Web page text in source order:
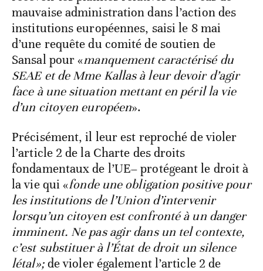
mauvaise administration dans l’action des
institutions européennes, saisi le 8 mai
d’une requête du comité de soutien de
Sansal pour «manquement caractérisé du
SEAE et de Mme Kallas à leur devoir d’agir
face à une situation mettant en péril la vie
d’un citoyen européen».
Précisément, il leur est reproché de violer
l’article 2 de la Charte des droits
fondamentaux de l’UE– protégeant le droit à
la vie qui «fonde une obligation positive pour
les institutions de l’Union d’intervenir
lorsqu’un citoyen est confronté à un danger
imminent. Ne pas agir dans un tel contexte,
c’est substituer à l’État de droit un silence
létal»;de violer également l’article 2 de